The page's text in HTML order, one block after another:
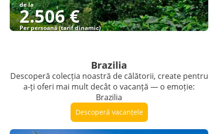
de la
2.506 €
Per persoană (tarif dinamic)
Brazilia
Descoperă colecția noastră de călătorii, create pentru
a-ți oferi mai mult decât o vacanță — o emoție:
Brazilia
Descoperă vacanțele